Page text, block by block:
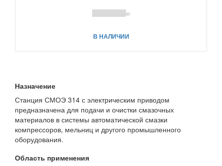
(0)
В НАЛИЧИИ
Назначение
Станция СМОЭ 314 с электрическим приводом
предназначена для подачи и очистки смазочных
материалов в системы автоматической смазки
компрессоров, мельниц и другого промышленного
оборудования.
Область применения